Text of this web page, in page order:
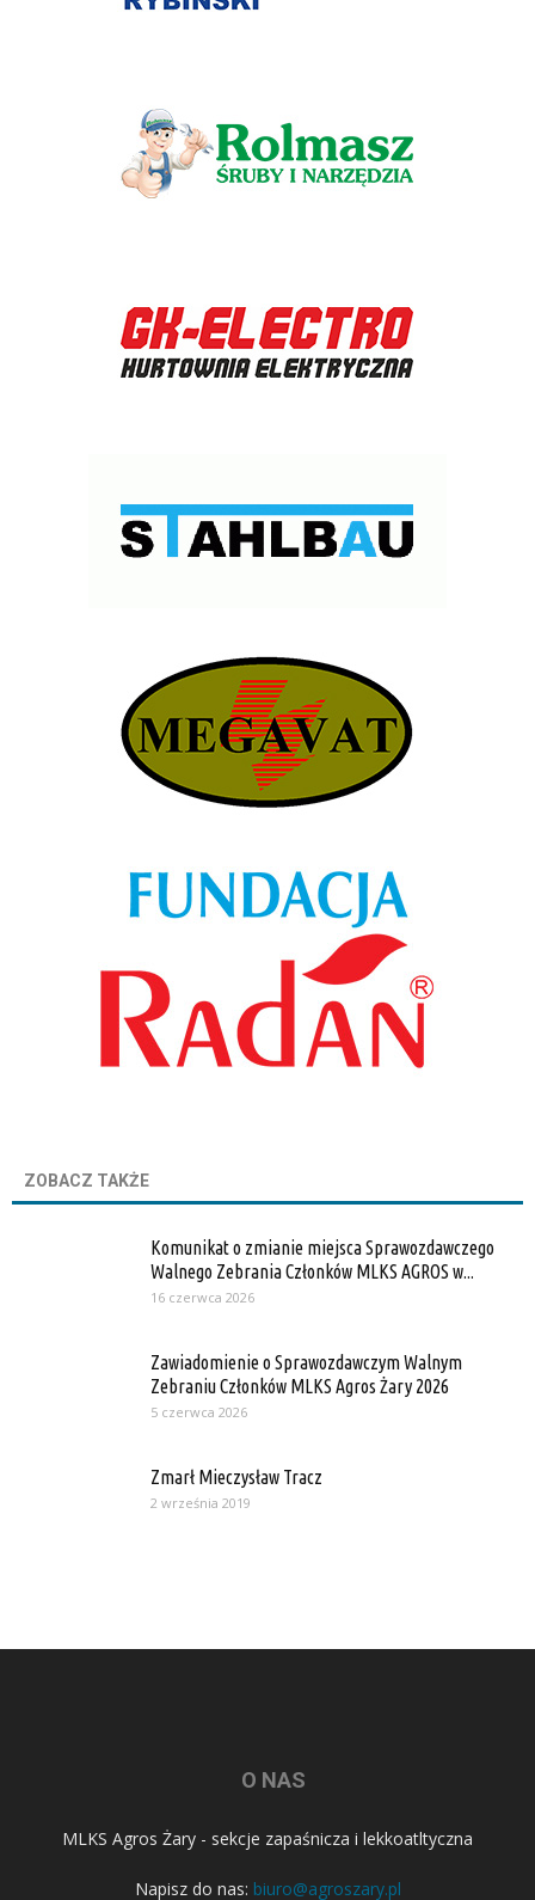
ZOBACZ TAKŻE
Komunikat o zmianie miejsca Sprawozdawczego
Walnego Zebrania Członków MLKS AGROS w...
16 czerwca 2026
Zawiadomienie o Sprawozdawczym Walnym
Zebraniu Członków MLKS Agros Żary 2026
5 czerwca 2026
Zmarł Mieczysław Tracz
2 września 2019
O NAS
MLKS Agros Żary - sekcje zapaśnicza i lekkoatltyczna
Napisz do nas: biuro@agroszary.pl